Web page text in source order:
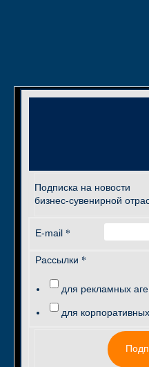
Подписка на новости
бизнес-сувенирной
E-mail *
Рассылки *
для рекламных
для